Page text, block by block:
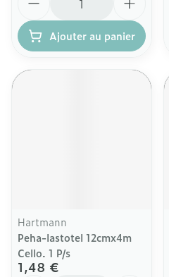
Ajouter au panier
Hartmann
Peha-lastotel 12cmx4m
Cello. 1 P/s
1,48 €